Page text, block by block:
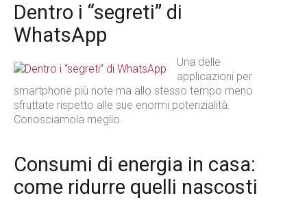
Dentro i “segreti” di
WhatsApp
Una delle
applicazioni per
smartphone più note ma allo stesso tempo meno
sfruttate rispetto alle sue enormi potenzialità.
Conosciamola meglio.
Consumi di energia in casa:
come ridurre quelli nascosti